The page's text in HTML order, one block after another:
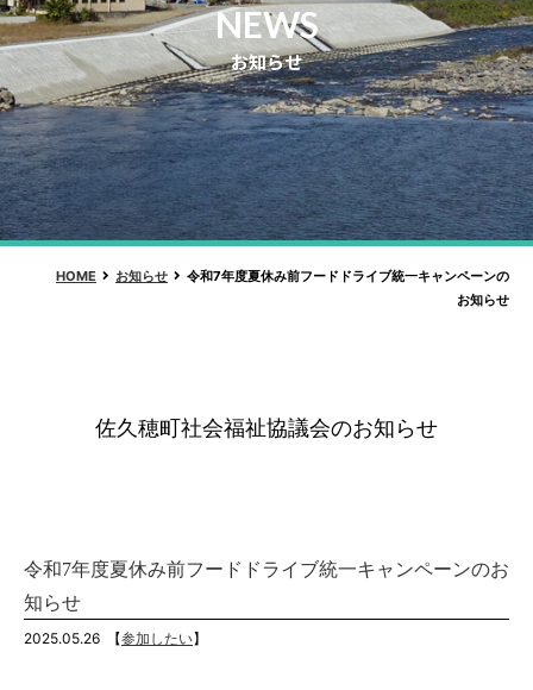
NEWS
お知らせ
HOME お知らせ
令和7年度夏休み前フードドライブ統一キャンペーンの
お知らせ
佐久穂町社会福祉協議会のお知らせ
令和7年度夏休み前フードドライブ統一キャンペーンのお
知らせ
2025.05.26 【参加したい】